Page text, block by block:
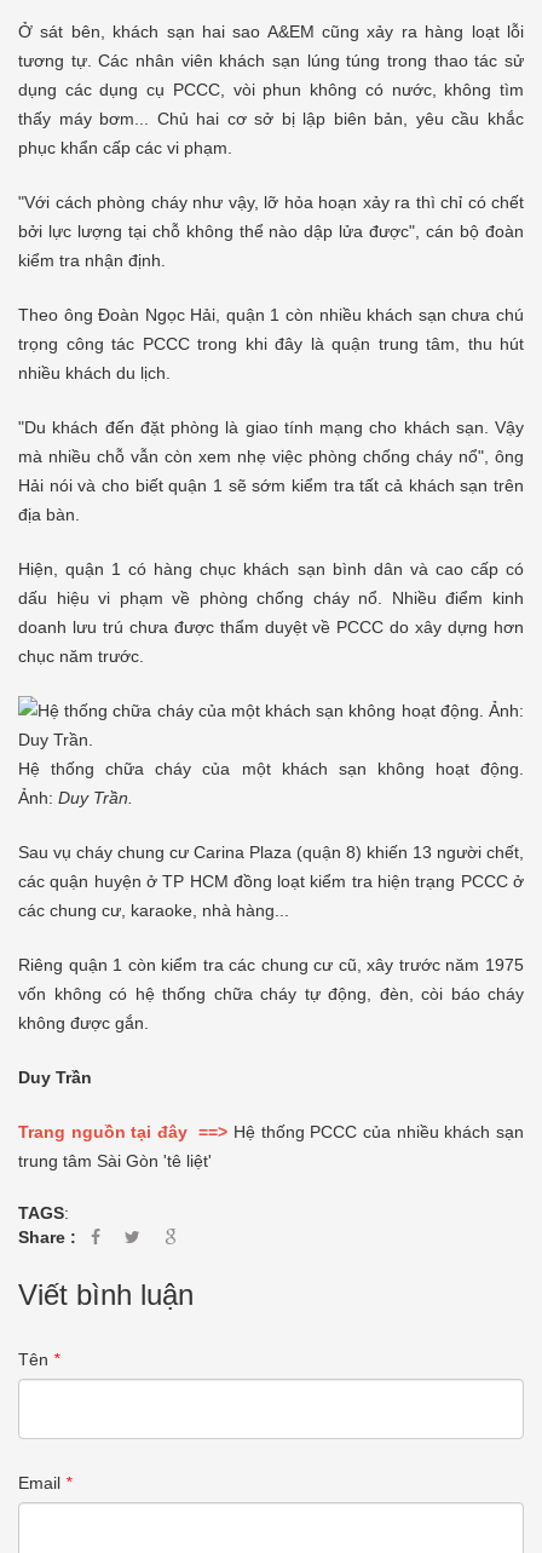
Ở sát bên, khách sạn hai sao A&EM cũng xảy ra hàng loạt lỗi
tương tự. Các nhân viên khách sạn lúng túng trong thao tác sử
dụng các dụng cụ PCCC, vòi phun không có nước, không tìm
thấy máy bơm... Chủ hai cơ sở bị lập biên bản, yêu cầu khắc
phục khẩn cấp các vi phạm.
"Với cách phòng cháy như vậy, lỡ hỏa hoạn xảy ra thì chỉ có chết
bởi lực lượng tại chỗ không thể nào dập lửa được", cán bộ đoàn
kiểm tra nhận định.
Theo ông Đoàn Ngọc Hải, quận 1 còn nhiều khách sạn chưa chú
trọng công tác PCCC trong khi đây là quận trung tâm, thu hút
nhiều khách du lịch.
"Du khách đến đặt phòng là giao tính mạng cho khách sạn. Vậy
mà nhiều chỗ vẫn còn xem nhẹ việc phòng chống cháy nổ", ông
Hải nói và cho biết quận 1 sẽ sớm kiểm tra tất cả khách sạn trên
địa bàn.
Hiện, quận 1 có hàng chục khách sạn bình dân và cao cấp có
dấu hiệu vi phạm về phòng chống cháy nổ. Nhiều điểm kinh
doanh lưu trú chưa được thẩm duyệt về PCCC do xây dựng hơn
chục năm trước.
Hệ thống chữa cháy của một khách sạn không hoạt động.
Ảnh: Duy Trần.
Sau vụ cháy chung cư Carina Plaza (quận 8) khiến 13 người chết,
các quận huyện ở TP HCM đồng loạt kiểm tra hiện trạng PCCC ở
các chung cư, karaoke, nhà hàng...
Riêng quận 1 còn kiểm tra các chung cư cũ, xây trước năm 1975
vốn không có hệ thống chữa cháy tự động, đèn, còi báo cháy
không được gắn.
Duy Trần
Trang nguồn tại đây ==> Hệ thống PCCC của nhiều khách sạn
trung tâm Sài Gòn 'tê liệt'
TAGS:
Share :
Viết bình luận
Tên *
Email *